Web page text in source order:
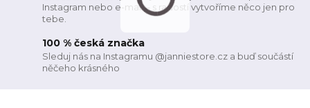
Instagram nebo e-mail – s radostí vytvoříme něco jen pro
tebe.
100 % česká značka
Sleduj nás na Instagramu @janniestore.cz a buď součástí
něčeho krásného